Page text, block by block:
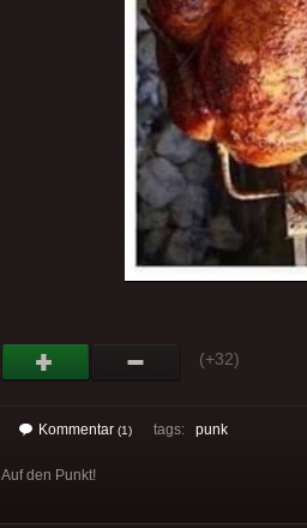
(+32)
Kommentar (1) tags: punk
Auf den Punkt!